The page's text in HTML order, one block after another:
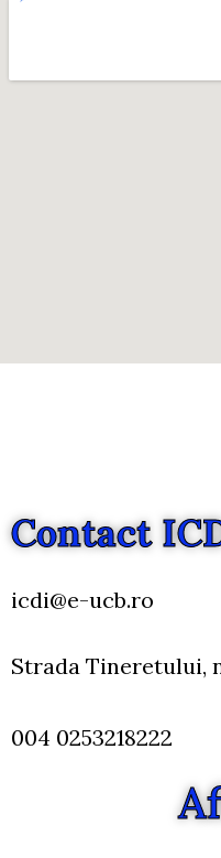
Contact
icdi@e-ucb.ro
Strada Tineretului,
004 0253218222